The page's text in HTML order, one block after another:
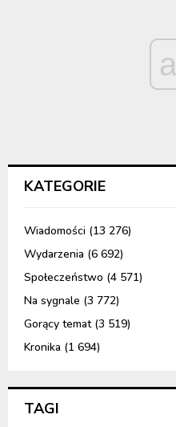
KATEGORIE
Wiadomości (13 276)
Wydarzenia (6 692)
Społeczeństwo (4 571)
Na sygnale (3 772)
Gorący temat(3 519)
Kronika (1 694)
TAGI